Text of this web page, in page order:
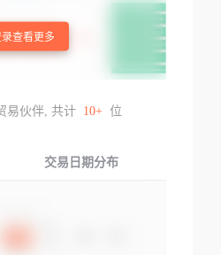
查看更多
易伙伴, 共计 10+ 位
交易日期分布